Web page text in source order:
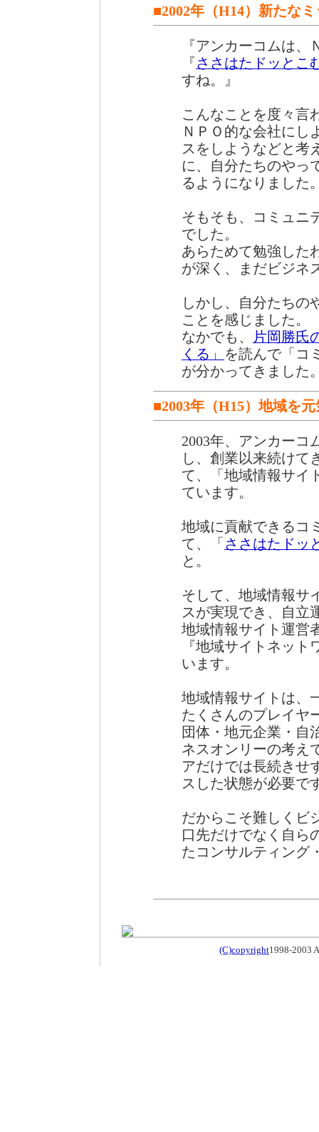
■2002年（H14）新たな
『アンカーコムは
『ささはたドッとこ
すね。』
こんなことを度々言
ＮＰＯ的な会社にし
スをしようなどと考
に、自分たちのやっ
るようになりました
そもそも、コミュニ
でした。
あらためて勉強した
が深く、まだビジネ
しかし、自分たちの
ことを感じました。
なかでも、
片岡勝氏
くる」 を読んで「コ
が分かってきました
■2003年（H15）地域を
2003年、アンカーコ
し、創業以来続けて
て、「地域情報サイ
ています。
地域に貢献できるコ
て、「ささはたドッ
と。
そして、地域情報サ
スが実現でき、自立
地域情報サイト運営
『地域サイトネッ
います。
地域情報サイトは、
たくさんのプレイヤ
団体・地元企業・自
ネスオンリーの考え
アだけでは長続きせ
スした状態が必要で
だからこそ難しくビ
口先だけでなく自ら
たコンサルティング
(C)copyright1998-2003